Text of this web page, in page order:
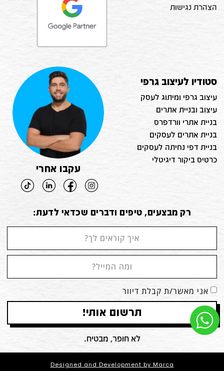
הצהרת נגישות
סטודיו לעיצוב גרפי
עיצוב גרפי ומיתוג לעסק
עיצוב ובניית אתרים
בניית אתרי וורדפרס
בניית אתרים לעסקים
בניית דפי נחיתה לעסקים
כרטיס ביקור דיגיטלי
עקבו אחרי
רק מבצעים, טיפים ודברים שכדאי לדעת:
אני מאשר/ת קבלת דיוור
תרשום אותי!
לא חופר, מבטיח.
Designed and Development by Marca